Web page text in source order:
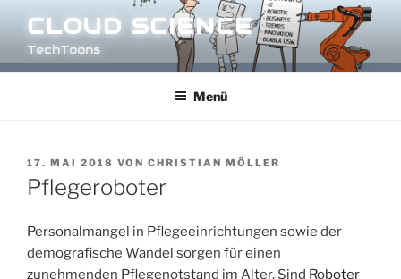
Inhalt
springen
CLOUD SCIENCE
TechToons
Menü
VERÖFFENTLICHT
AM
17. MAI 2018 VON CHRISTIAN MÖLLER
Pflegeroboter
Personalmangel in Pflegeeinrichtungen sowie der
demografische Wandel sorgen für einen
zunehmenden Pflegenotstand im Alter. Sind Roboter